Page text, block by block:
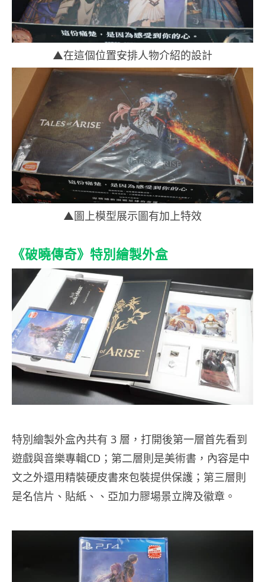
▲在這個位置安排人物介紹的設計
▲圖上模型展示圖有加上特效
《破曉傳奇》特別繪製外盒
特別繪製外盒內共有 3 層，打開後第一層首先看到
遊戲與音樂專輯CD；第二層則是美術書，內容是中
文之外還用精裝硬皮書來包裝提供保護；第三層則
是名信片、貼紙、、亞加力膠場景立牌及徽章。